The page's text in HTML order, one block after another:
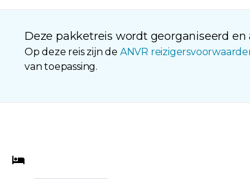
Deze pakketreis wordt georganiseerd en
Op deze reis zijn de ANVR
van toepassing.